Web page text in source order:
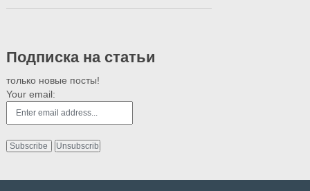
Подписка на статьи
только новые посты!
Your email: